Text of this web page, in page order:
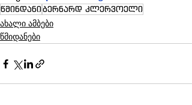
წმინდანიბერნარდ კლერვოელი
ახალი ამბები
წმიდანები